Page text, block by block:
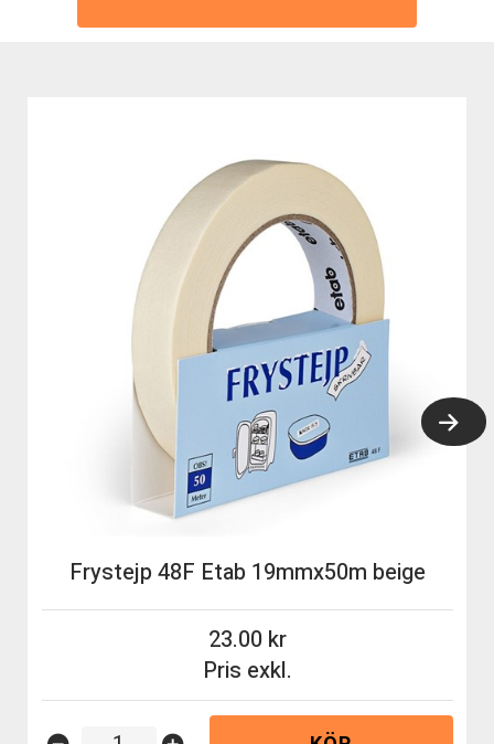
Frystejp 48F Etab 19mmx50m beige
Pris exkl.
23.00